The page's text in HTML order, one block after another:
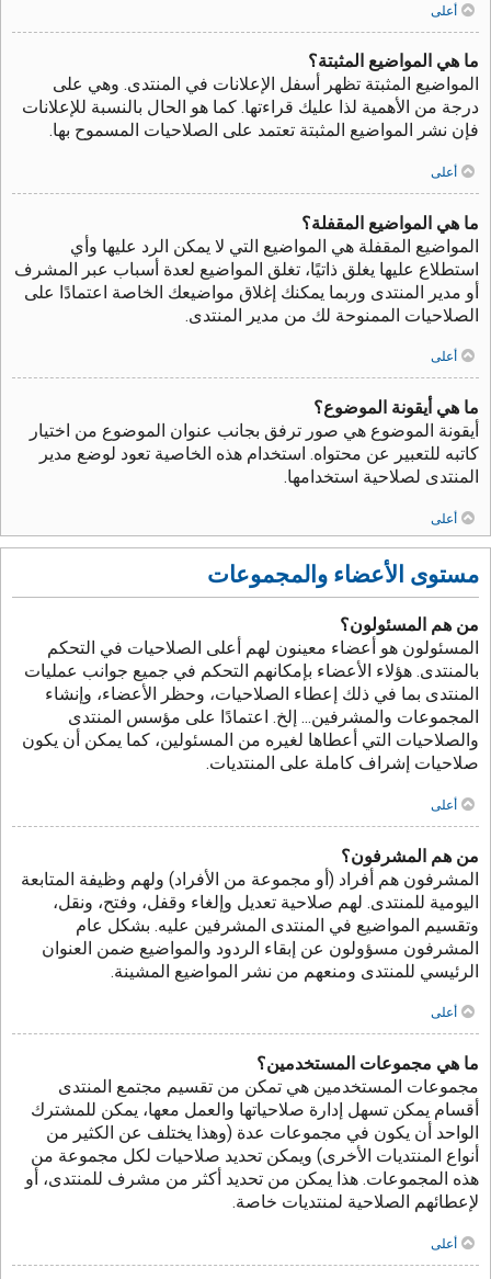
أعلى
ما هي المواضيع المثبتة؟
المواضيع المثبتة تظهر أسفل الإعلانات في المنتدى. وهي على
درجة من الأهمية لذا عليك قراءتها. كما هو الحال بالنسبة للإعلانات
فإن نشر المواضيع المثبتة تعتمد على الصلاحيات المسموح بها.
أعلى
ما هي المواضيع المقفلة؟
المواضيع المقفلة هي المواضيع التي لا يمكن الرد عليها وأي
استطلاع عليها يغلق ذاتيًا، تغلق المواضيع لعدة أسباب عبر المشرف
أو مدير المنتدى وربما يمكنك إغلاق مواضيعك الخاصة اعتمادًا على
الصلاحيات الممنوحة لك من مدير المنتدى.
أعلى
ما هي أيقونة الموضوع؟
أيقونة الموضوع هي صور ترفق بجانب عنوان الموضوع من اختيار
كاتبه للتعبير عن محتواه. استخدام هذه الخاصية تعود لوضع مدير
المنتدى لصلاحية استخدامها.
أعلى
مستوى الأعضاء والمجموعات
من هم المسئولون؟
المسئولون هو أعضاء معينون لهم أعلى الصلاحيات في التحكم
بالمنتدى. هؤلاء الأعضاء بإمكانهم التحكم في جميع جوانب عمليات
المنتدى بما في ذلك إعطاء الصلاحيات، وحظر الأعضاء، وإنشاء
المجموعات والمشرفين... إلخ. اعتمادًا على مؤسس المنتدى
والصلاحيات التي أعطاها لغيره من المسئولين، كما يمكن أن يكون
صلاحيات إشراف كاملة على المنتديات.
أعلى
من هم المشرفون؟
المشرفون هم أفراد (أو مجموعة من الأفراد) ولهم وظيفة المتابعة
اليومية للمنتدى. لهم صلاحية تعديل وإلغاء وقفل، وفتح، ونقل،
وتقسيم المواضيع في المنتدى المشرفين عليه. بشكل عام
المشرفون مسؤولون عن إبقاء الردود والمواضيع ضمن العنوان
الرئيسي للمنتدى ومنعهم من نشر المواضيع المشينة.
أعلى
ما هي مجموعات المستخدمين؟
مجموعات المستخدمين هي تمكن من تقسيم مجتمع المنتدى
أقسام يمكن تسهل إدارة صلاحياتها والعمل معها، يمكن للمشترك
الواحد أن يكون في مجموعات عدة (وهذا يختلف عن الكثير من
أنواع المنتديات الأخرى) ويمكن تحديد صلاحيات لكل مجموعة من
هذه المجموعات. هذا يمكن من تحديد أكثر من مشرف للمنتدى، أو
لإعطائهم الصلاحية لمنتديات خاصة.
أعلى